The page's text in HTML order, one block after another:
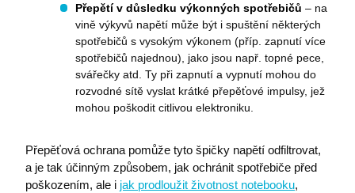
Přepětí v důsledku výkonných spotřebičů – na
vině výkyvů napětí může být i spuštění některých
spotřebičů s vysokým výkonem (příp. zapnutí více
spotřebičů najednou), jako jsou např. topné pece,
svářečky atd. Ty při zapnutí a vypnutí mohou do
rozvodné sítě vyslat krátké přepěťové impulsy, jež
mohou poškodit citlivou elektroniku.
Přepěťová ochrana pomůže tyto špičky napětí odfiltrovat,
a je tak účinným způsobem, jak ochránit spotřebiče před
poškozením, ale i jak prodloužit životnost notebooku,